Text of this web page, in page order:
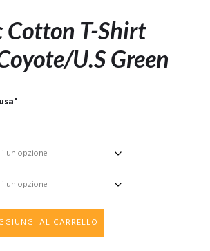
Cotton T-Shirt
U.S Green
AL CARRELLO